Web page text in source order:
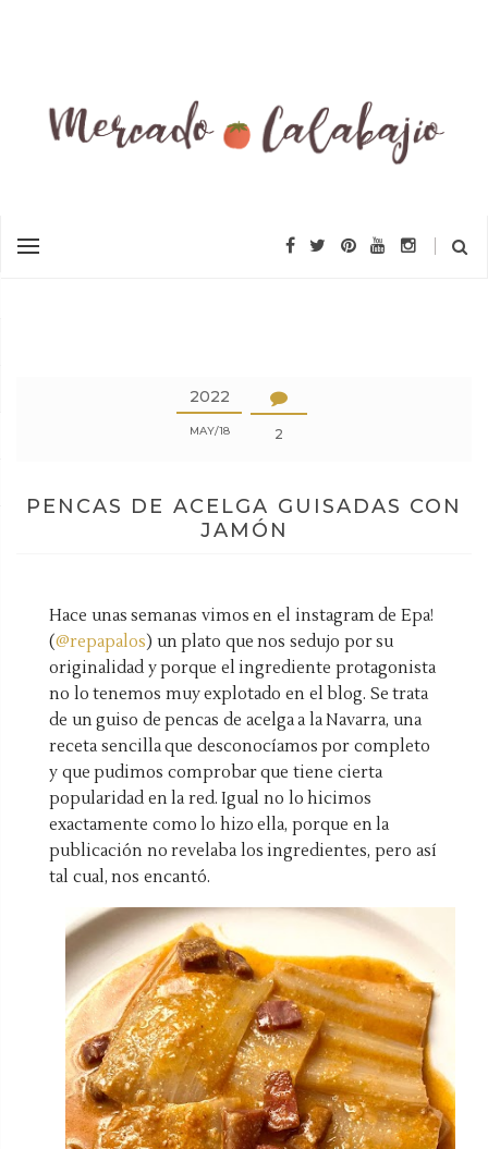
2022
MAY 18 2
PENCAS DE ACELGA GUISADAS CON
JAMÓN
Hace unas semanas vimos en el instagram de Epa!
(@repapalos) un plato que nos sedujo por su
originalidad y porque el ingrediente protagonista
no lo tenemos muy explotado en el blog. Se trata
de un guiso de pencas de acelga a la Navarra, una
receta sencilla que desconocíamos por completo
y que pudimos comprobar que tiene cierta
popularidad en la red. Igual no lo hicimos
exactamente como lo hizo ella, porque en la
publicación no revelaba los ingredientes, pero así
tal cual, nos encantó.